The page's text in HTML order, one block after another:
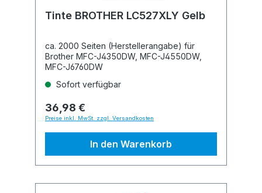
Tinte BROTHER LC527XLY Gelb
ca. 2000 Seiten (Herstellerangabe) für
Brother MFC-J4350DW, MFC-J4550DW,
MFC-J6760DW
Sofort verfügbar
36,98 €
Preise inkl. MwSt. zzgl. Versandkosten
In den Warenkorb